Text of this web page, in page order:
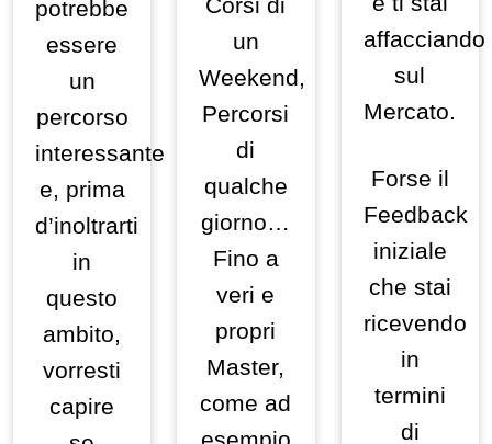
potrebbe
essere
un
percorso
interessante
e, prima
d’inoltrarti
in
questo
ambito,
vorresti
capire
un
Weekend,
Percorsi
di
qualche
giorno…
Fino a
veri e
propri
Master,
come ad
affacciando
sul
Mercato.
Forse il
Feedback
iniziale
che stai
ricevendo
in
termini
di